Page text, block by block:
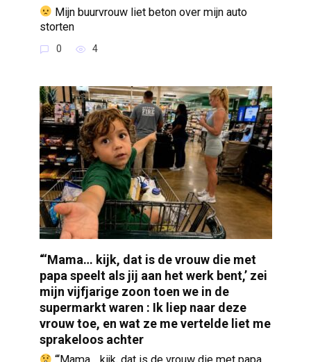
Mijn buurvrouw liet beton over mijn auto
storten
0 4
“‘Mama… kijk, dat is de vrouw die met
papa speelt als jij aan het werk bent,’ zei
mijn vijfjarige zoon toen we in de
supermarkt waren : Ik liep naar deze
vrouw toe, en wat ze me vertelde liet me
sprakeloos achter